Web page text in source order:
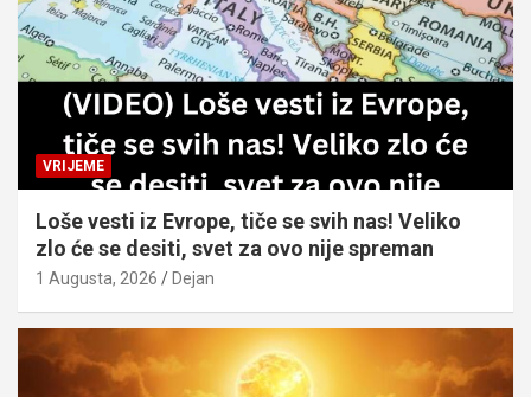
VRIJEME
Loše vesti iz Evrope, tiče se svih nas! Veliko
zlo će se desiti, svet za ovo nije spreman
1 Augusta, 2026 Dejan